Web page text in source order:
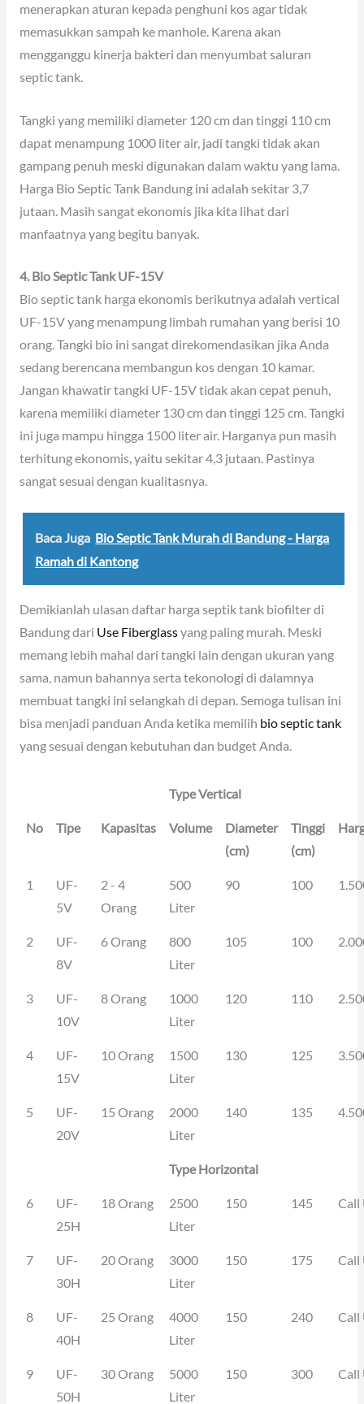
menerapkan aturan kepada penghuni kos agar tidak
memasukkan sampah ke manhole. Karena akan
mengganggu kinerja bakteri dan menyumbat saluran
septic tank.
Tangki yang memiliki diameter 120 cm dan tinggi 110 cm
dapat menampung 1000 liter air, jadi tangki tidak akan
gampang penuh meski digunakan dalam waktu yang lama.
Harga Bio Septic Tank Bandung ini adalah sekitar 3,7
jutaan. Masih sangat ekonomis jika kita lihat dari
manfaatnya yang begitu banyak.
4. Bio Septic Tank UF-15V
Bio septic tank harga ekonomis berikutnya adalah vertical
UF-15V yang menampung limbah rumahan yang berisi 10
orang. Tangki bio ini sangat direkomendasikan jika Anda
sedang berencana membangun kos dengan 10 kamar.
Jangan khawatir tangki UF-15V tidak akan cepat penuh,
karena memiliki diameter 130 cm dan tinggi 125 cm. Tangki
ini juga mampu hingga 1500 liter air. Harganya pun masih
terhitung ekonomis, yaitu sekitar 4,3 jutaan. Pastinya
sangat sesuai dengan kualitasnya.
Baca Juga Bio Septic Tank Murah di Bandung - Harga
Ramah di Kantong
Demikianlah ulasan daftar harga septik tank biofilter di
Bandung dari Use Fiberglassyang paling murah. Meski
memang lebih mahal dari tangki lain dengan ukuran yang
sama, namun bahannya serta tekonologi di dalamnya
membuat tangki ini selangkah di depan. Semoga tulisan ini
bisa menjadi panduan Anda ketika memilih bio septic tank
yang sesuai dengan kebutuhan dan budget Anda.
Type Vertical
No Tipe Kapasitas Volume
Diameter
(cm)
Tinggi
(cm)
1
UF-
5V
2 - 4
Orang
500
Liter
90 100
2
UF-
8V
6 Orang
800
Liter
105 100
3
UF-
10V
8 Orang
1000
Liter
120 110
4
UF-
15V
10 Orang
1500
Liter
130 125
5
UF-
20V
15 Orang
2000
Liter
140 135
Type Horizontal
6
UF-
25H
18 Orang
2500
Liter
150 145 Call
7
UF-
30H
20 Orang
3000
Liter
150 175 Call
8
UF-
40H
25 Orang
4000
Liter
150 240 Call
9
UF-
50H
30 Orang
5000
Liter
150 300 Call